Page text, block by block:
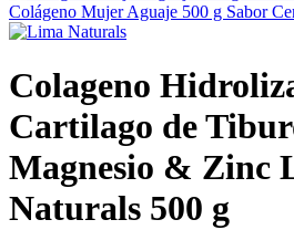
Colágeno Mujer Aguaje 500 g Sabor
Colageno
Cartilago de
Magnesio & Zinc
Naturals 500 g